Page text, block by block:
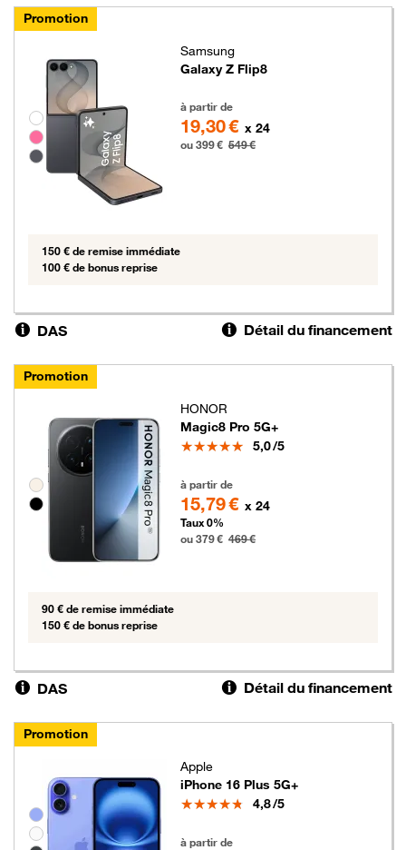
Promotion
Groupe de couleurs disponibles non sélectionnables
Samsung
Galaxy Z Flip8
à partir de
19,30 € x 24
ou 399 € 549 €
150 € de remise immédiate
100 € de bonus reprise
DAS Détail du financement
Promotion
Groupe de couleurs disponibles non sélectionnables
HONOR
Magic8 Pro 5G+
Note
5,0/5
à partir de
15,79 € x 24
Taux 0%
ou 379 € 469 €
90 € de remise immédiate
150 € de bonus reprise
DAS Détail du financement
Promotion
Groupe de couleurs disponibles non sélectionnables
Apple
iPhone 16 Plus 5G+
Note
4,8/5
à partir de